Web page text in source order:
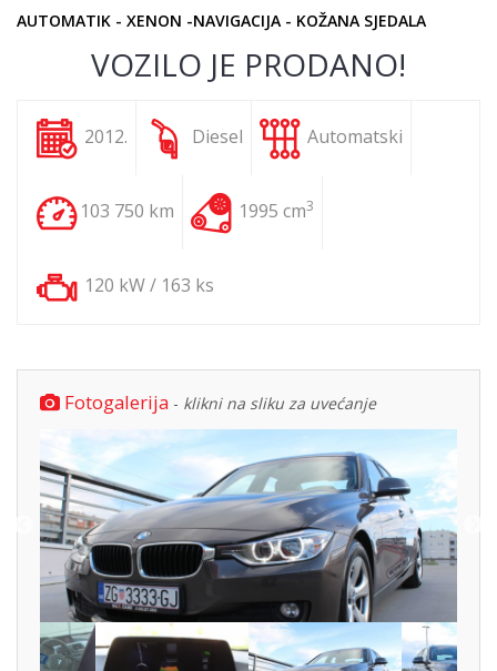
AUTOMATIK - XENON -NAVIGACIJA - KOŽANA SJEDALA
VOZILO JE PRODANO!
2012. Diesel Automatski
103 750 km 1995 cm3
120 kW / 163 ks
Fotogalerija - klikni na sliku za uvećanje